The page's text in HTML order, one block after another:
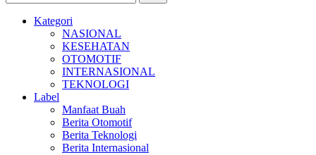
Kategori
NASIONAL
KESEHATAN
OTOMOTIF
INTERNASIONAL
TEKNOLOGI
Label
Manfaat Buah
Berita Otomotif
Berita Teknologi
Berita Internasional